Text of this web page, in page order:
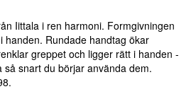
Iittala i ren harmoni. Formgivningen
handen. Rundade handtag ökar
greppet och ligger rätt i handen -
snart du börjar använda dem.